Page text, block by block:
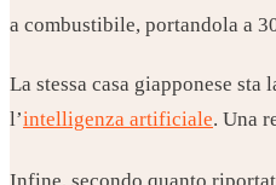
a combustibile, portandola a
La stessa casa giapponese
l’intelligenza artificiale. Una